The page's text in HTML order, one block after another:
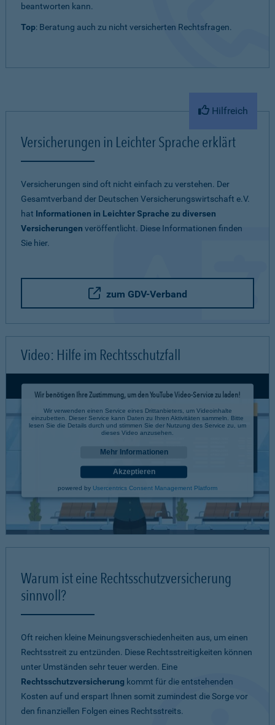
beantworten kann.
Top: Beratung auch zu nicht versicherten Rechtsfragen.
Hilfreich
Versicherungen in Leichter Sprache erklärt
Versicherungen sind oft nicht einfach zu verstehen. Der
Gesamtverband der Deutschen Versicherungswirtschaft e.V.
hat Informationen in Leichter Sprache zu diversen
Versicherungen veröffentlicht. Diese Informationen finden
Sie hier.
zum GDV-Verband
Video: Hilfe im Rechtsschutzfall
Wir benötigen Ihre Zustimmung, um den YouTube Video-Service zu laden!
Wir verwenden einen Service eines Drittanbieters, um Videoinhalte
einzubetten. Dieser Service kann Daten zu Ihren Aktivitäten sammeln. Bitte
lesen Sie die Details durch und stimmen Sie der Nutzung des Service zu, um
dieses Video anzusehen.
Mehr Informationen
Akzeptieren
powered by Usercentrics Consent Management Platform
Warum ist eine Rechtsschutzversicherung
sinnvoll?
Oft reichen kleine Meinungsverschiedenheiten aus, um einen
Rechtsstreit zu entzünden. Diese Rechtsstreitigkeiten können
unter Umständen sehr teuer werden. Eine
Rechtsschutzversicherung kommt für die entstehenden
Kosten auf und erspart Ihnen somit zumindest die Sorge vor
den finanziellen Folgen eines Rechtsstreits.